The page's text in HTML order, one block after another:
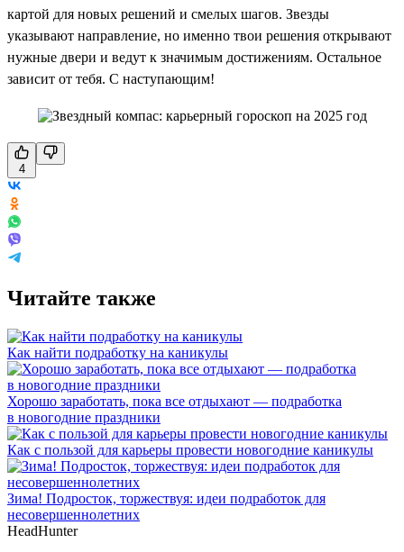
картой для новых решений и смелых шагов. Звезды
указывают направление, но именно твои решения открывают
нужные двери и ведут к значимым достижениям. Остальное
зависит от тебя. С наступающим!
4
Читайте также
Как найти подработку на каникулы
Хорошо заработать, пока все отдыхают — подработка
в новогодние праздники
Как с пользой для карьеры провести новогодние каникулы
Зима! Подросток, торжествуя: идеи подработок для
несовершеннолетних
HeadHunter